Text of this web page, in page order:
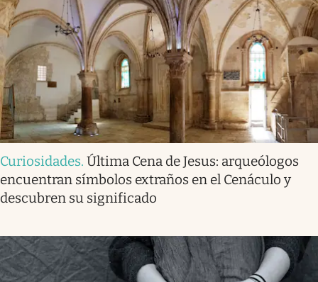
Curiosidades. Última Cena de Jesus: arqueólogos
encuentran símbolos extraños en el Cenáculo y
descubren su significado